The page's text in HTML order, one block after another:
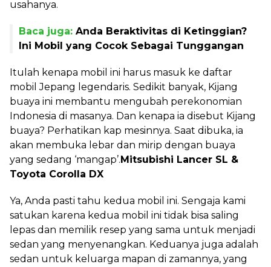
usahanya.
Baca juga: Anda Beraktivitas di Ketinggian?
Ini Mobil yang Cocok Sebagai Tunggangan
Itulah kenapa mobil ini harus masuk ke daftar
mobil Jepang legendaris. Sedikit banyak, Kijang
buaya ini membantu mengubah perekonomian
Indonesia di masanya. Dan kenapa ia disebut Kijang
buaya? Perhatikan kap mesinnya. Saat dibuka, ia
akan membuka lebar dan mirip dengan buaya
yang sedang ‘mangap’. Mitsubishi Lancer SL &
Toyota Corolla DX
Ya, Anda pasti tahu kedua mobil ini. Sengaja kami
satukan karena kedua mobil ini tidak bisa saling
lepas dan memilik resep yang sama untuk menjadi
sedan yang menyenangkan. Keduanya juga adalah
sedan untuk keluarga mapan di zamannya, yang